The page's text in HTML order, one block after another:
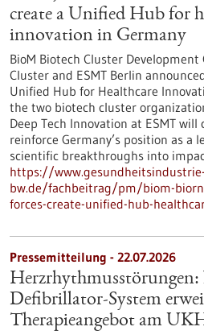
create a Unified Hub for
innovation in Germany
BioM Biotech Cluster Development
Cluster and ESMT Berlin
Unified Hub for Healthcare
the two biotech cluster
Deep Tech Innovation at ESMT
reinforce Germany’s position as
scientific breakthroughs into
https://www.gesundheitsindustrie-
bw.de/fachbeitrag/pm/biom-
forces-create-unified-hub-
Pressemitteilung - 22.07.2026
Herzrhythmusstörungen:
Defibrillator-System
Therapieangebot am